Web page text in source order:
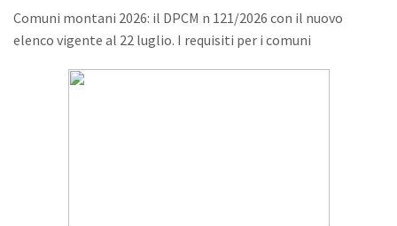
Comuni montani 2026: il DPCM n 121/2026 con il nuovo
elenco vigente al 22 luglio. I requisiti per i comuni